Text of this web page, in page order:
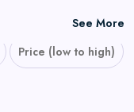
See More
Price (low to high)